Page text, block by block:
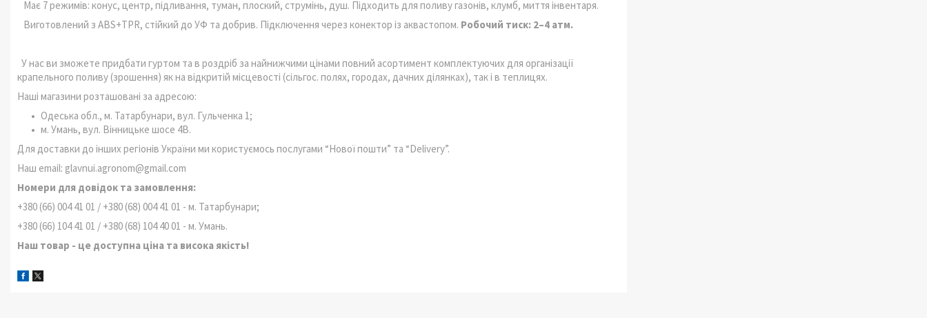
Має 7 режимів: конус, центр, підливання, туман, плоский, струмінь, душ. Підходить для поливу газонів, клумб, миття інвентаря.
Виготовлений з ABS+TPR, стійкий до УФ та добрив. Підключення через конектор із аквастопом. Робочий тиск: 2–4 атм.
У нас ви зможете придбати гуртом та в роздріб за найнижчими цінами повний асортимент комплектуючих для організації
крапельного поливу (зрошення) як на відкритій місцевості (сільгос. полях, городах, дачних ділянках), так і в теплицях.
Наші магазини розташовані за адресою:
Одеська обл., м. Татарбунари, вул. Гульченка 1;
м. Умань, вул. Вінницьке шосе 4В.
Для доставки до інших регіонів України ми користуємось послугами “Нової пошти” та “Delivery”.
Наш email: glavnui.agronom@gmail.com
Номери для довідок та замовлення:
+380 (66) 004 41 01 / +380 (68) 004 41 01 - м. Татарбунари;
+380 (66) 104 41 01 / +380 (68) 104 40 01 - м. Умань.
Наш товар - це доступна ціна та висока якість!